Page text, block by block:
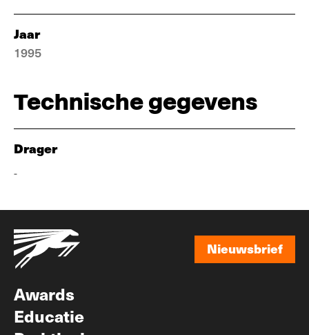
Jaar
1995
Technische gegevens
Drager
-
Nieuwsbrief
Awards
Educatie